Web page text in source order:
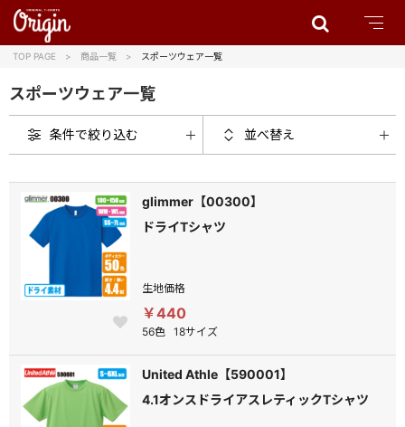
TOP PAGE 商品一覧 スポーツウェア一覧
スポーツウェア一覧
条件で絞り込む 並べ替え
glimmer【00300】
ドライTシャツ
生地価格
￥440
56色 18サイズ
United Athle【590001】
4.1オンスドライアスレティックTシャツ